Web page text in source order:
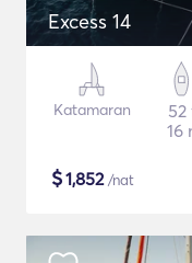
Excess 14
Katamaran
52
16
$1,852/nat